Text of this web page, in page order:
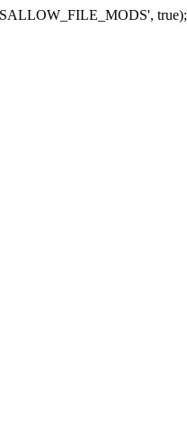
true);